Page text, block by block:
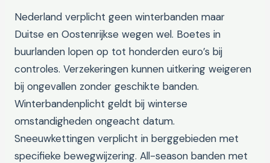
Nederland verplicht geen winterbanden maar
Duitse en Oostenrijkse wegen wel. Boetes in
buurlanden lopen op tot honderden euro’s bij
controles. Verzekeringen kunnen uitkering weigeren
bij ongevallen zonder geschikte banden.
Winterbandenplicht geldt bij winterse
omstandigheden ongeacht datum.
Sneeuwkettingen verplicht in berggebieden met
specifieke bewegwijzering. All-season banden met